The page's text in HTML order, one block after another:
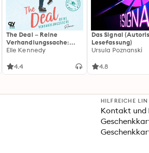
The Deal – Reine
Verhandlungssache:
Off-Campus 1 | Roman |
Prickelnde College-
Elle Kennedy
4.4
Das Signal
Lesefassung)
Ursula Poznanski
4.8
HILFREICHE
Kontakt und